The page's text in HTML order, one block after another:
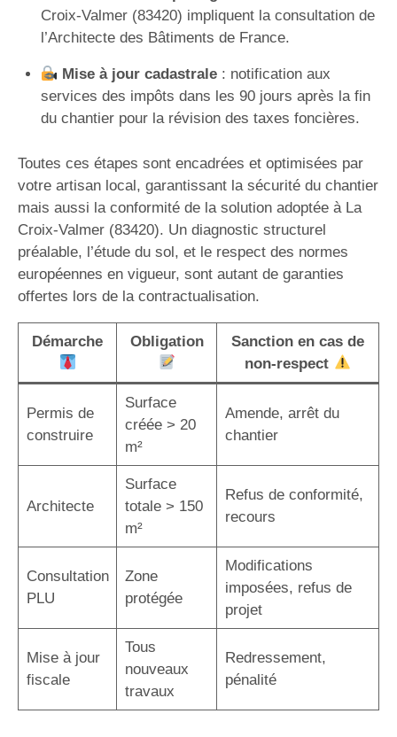
Croix-Valmer (83420) impliquent la consultation de
l’Architecte des Bâtiments de France.
Mise à jour cadastrale: notification aux
services des impôts dans les 90 jours après la fin
du chantier pour la révision des taxes foncières.
Toutes ces étapes sont encadrées et optimisées par
votre artisan local, garantissant la sécurité du chantier
mais aussi la conformité de la solution adoptée à La
Croix-Valmer (83420). Un diagnostic structurel
préalable, l’étude du sol, et le respect des normes
européennes en vigueur, sont autant de garanties
offertes lors de la contractualisation.
Démarche Obligation
Sanction en cas de
non-respect
Permis de
construire
Surface
créée > 20
m²
Amende, arrêt du
chantier
Architecte
Surface
totale > 150
m²
Refus de conformité,
recours
Consultation
PLU
Zone
protégée
Modifications
imposées, refus de
projet
Mise à jour
fiscale
Tous
nouveaux
travaux
Redressement,
pénalité